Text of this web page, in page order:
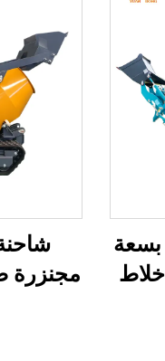
بسعة
خلاط
مجنزرة